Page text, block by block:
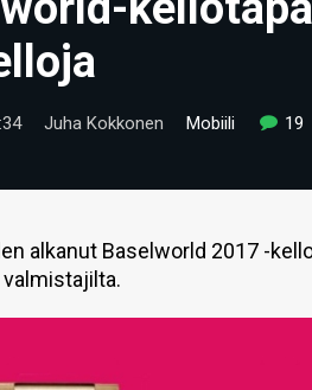
Juha Kokkonen Mobiili 19
alkanut Baselworld 2017 -